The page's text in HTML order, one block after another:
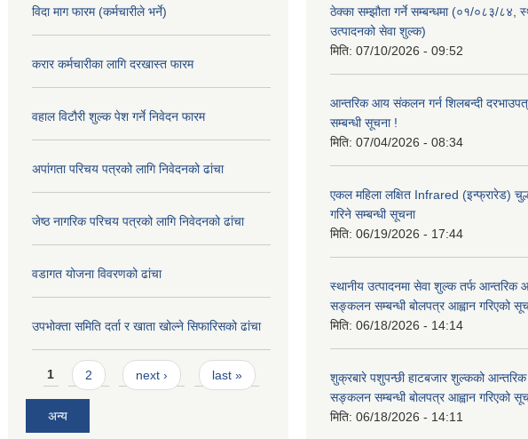
विदा माग फारम (कर्मचारीले भर्ने)
करार कर्मचारीका लागि दरखास्त फारम
वहाल विटौरी शुल्क पेश गर्ने निवेदन फारम
अपांगता परिचय पत्रको लागि निवेदनको ढांचा
जेष्ठ नागरिक परिचय पत्रको लागि निवेदनको ढांचा
वडागत योजना विवरणको ढांचा
उपभोक्ता समिति दर्ता र खाता खोल्ने सिफारिसको ढांचा
Pages
1 2 next › last »
अन्य
ठेक्का सम्झौता गर्ने सम्बन्धमा (०१/०८३/८४,
उत्पादनको सेवा शुल्क)
मिति: 07/10/2026 - 09:52
आन्तरिक आय संकलन गर्न शिलबन्दी
सम्बन्धी सूचना !
मिति: 07/04/2026 - 08:34
एकल महिला लक्षित Infrared (इन्फ्रारेड)
गरिने सम्बन्धी सूचना
मिति: 06/19/2026 - 17:44
स्थानीय उत्पादनमा सेवा शुल्क तर्फ आन्तरिक
सङ्कलन सम्बन्धी बोलपत्र आह्वान गरिएको
मिति: 06/18/2026 - 14:14
शुक्रबारे पशुपन्छी हाटबजार शुल्कको
सङ्कलन सम्बन्धी बोलपत्र आह्वान गरिएको
मिति: 06/18/2026 - 14:11